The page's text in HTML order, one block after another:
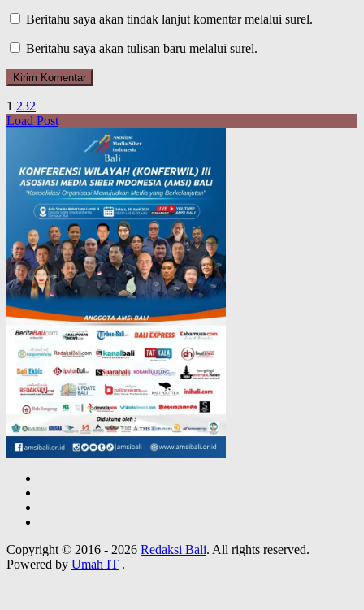
Beritahu saya akan tindak lanjut komentar melalui surel.
Beritahu saya akan tulisan baru melalui surel.
1 232
Load Post
Copyright © 2016 - 2026 Redaksi Bali. All rights reserved.
Powered by Umah IT .